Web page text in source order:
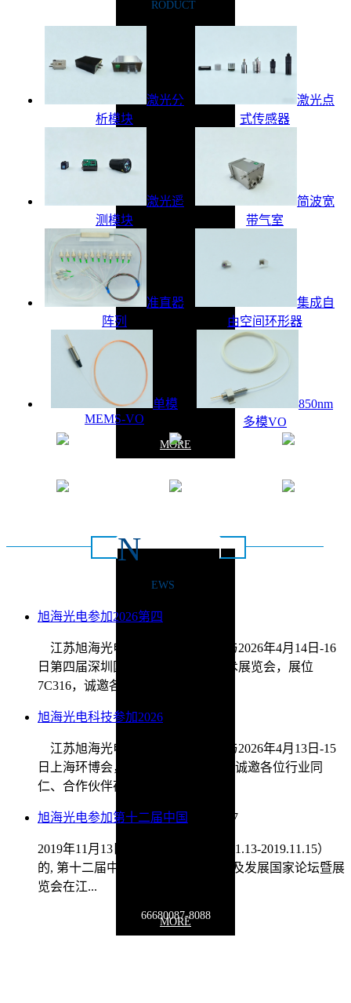
RODUCT
激光分
析模块
激光点
式传感器
激光遥
测模块
简波宽
带气室
准直器
阵列
集成自
由空间环形器
单模
MEMS-VO
850nm
多模VO
MORE
N
EWS
旭海光电参加2026第四
江苏旭海光电科技有限公司将参与2026年4月14日-16
日第四届深圳国际传感器与应用技术展览会，展位
7C316，诚邀各位同仁、合作伙...
旭海光电科技参加2026
江苏旭海光电科技有限公司将参与2026年4月13日-15
日上海环博会，展位位于E4馆E02，诚邀各位行业同
仁、合作伙伴莅临指导。我...
旭海光电参加第十二届中国 2020/1/17
2019年11月13日，历时三天（2019.11.13-2019.11.15）
的, 第十二届中国在线分析仪器应用及发展国家论坛暨展
览会在江...
MORE
66680087-8088